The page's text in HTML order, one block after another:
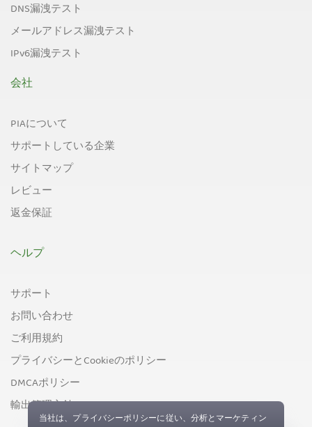
DNS漏洩テスト
メールアドレス漏洩テスト
IPv6漏洩テスト
会社
PIAについて
サポートしている企業
サイトマップ
レビュー
返金保証
ヘルプ
サポート
お問い合わせ
ご利用規約
プライバシーとCookieのポリシー
DMCAポリシー
輸出管理方針